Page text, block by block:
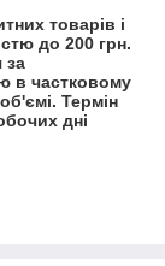
товарів і
до 200 грн.
за
в частковому
Термін
дні